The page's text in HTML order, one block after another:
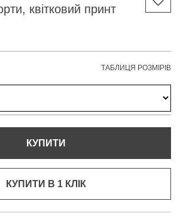
квітковий принт
ТАБЛИЦЯ РОЗМІРІВ
КУПИТИ
КУПИТИ В 1 КЛIК